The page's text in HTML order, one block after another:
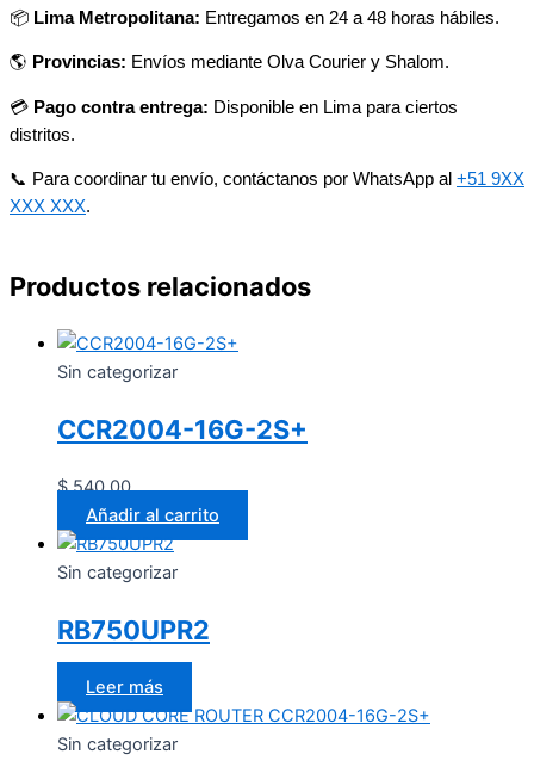
📦 Lima Metropolitana: Entregamos en 24 a 48 horas hábiles.
🌎 Provincias: Envíos mediante Olva Courier y Shalom.
💳 Pago contra entrega: Disponible en Lima para ciertos
distritos.
📞 Para coordinar tu envío, contáctanos por WhatsApp al +51 9XX
XXX XXX.
Productos relacionados
Sin categorizar
CCR2004-16G-2S+
$540.00
Añadir al carrito
Sin categorizar
RB750UPR2
Leer más
Sin categorizar